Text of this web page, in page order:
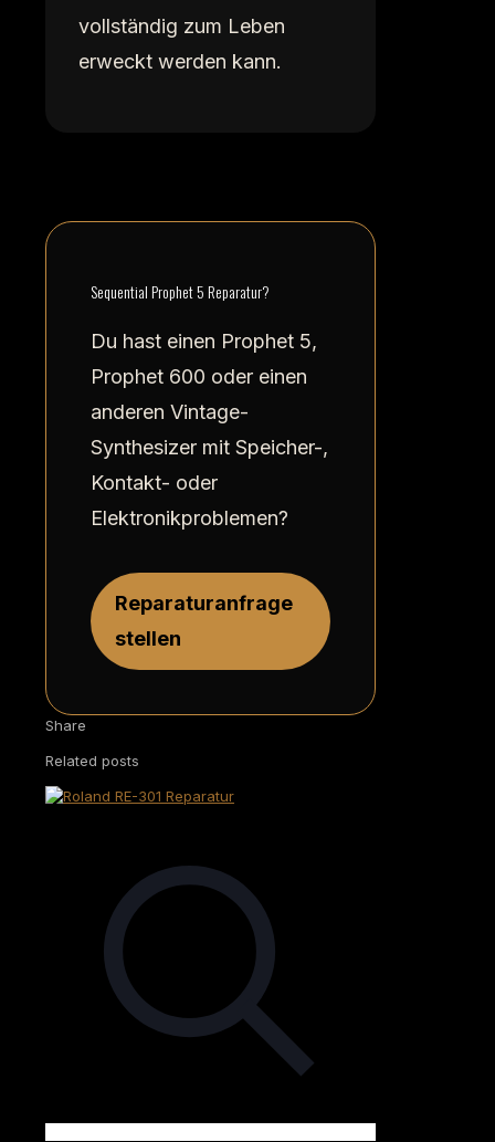
vollständig zum Leben
erweckt werden kann.
Sequential Prophet 5 Reparatur?
Du hast einen Prophet 5,
Prophet 600 oder einen
anderen Vintage-
Synthesizer mit Speicher-,
Kontakt- oder
Elektronikproblemen?
Reparaturanfrage
stellen
Share
Related posts